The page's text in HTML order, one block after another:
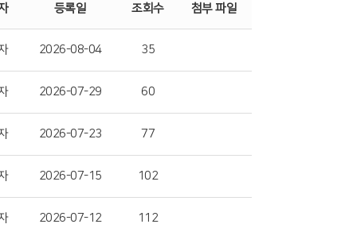
등록일 조회수 첨부 파일
2026-08-04 35
2026-07-29 60
2026-07-23 77
2026-07-15 102
2026-07-12 112